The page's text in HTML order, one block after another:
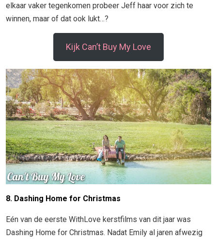
elkaar vaker tegenkomen probeer Jeff haar voor zich te
winnen, maar of dat ook lukt…?
Kijk Can’t Buy My Love
8. Dashing Home for Christmas
Eén van de eerste WithLove kerstfilms van dit jaar was
Dashing Home for Christmas. Nadat Emily al jaren afwezig